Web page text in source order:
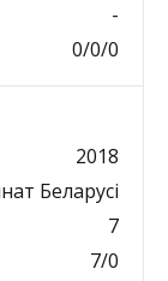
-
0/0/0
2018
Беларусі
7
7/0